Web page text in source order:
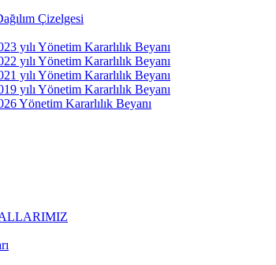
Çizelgesi
yılı Yönetim Kararlılık Beyanı
yılı Yönetim Kararlılık Beyanı
yılı Yönetim Kararlılık Beyanı
yılı Yönetim Kararlılık Beyanı
Yönetim Kararlılık Beyanı